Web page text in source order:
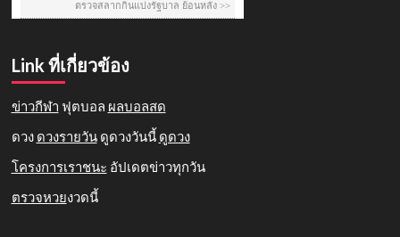
Link ที่เกี่ยวข้อง
ข่าวกีฬา ฟุตบอล ผลบอลสด
ดวง ดวงรายวันดูดวงวันนี้ ดูดวง
โครงการเราชนะ อัปเดตข่าวทุกวัน
ตรวจหวยงวดนี้